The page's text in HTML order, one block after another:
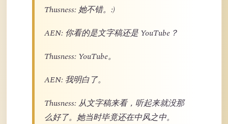
Thusness: 她不错。:)
AEN: 你看的是文字稿还是 YouTube？
Thusness: YouTube。
AEN: 我明白了。
Thusness: 从文字稿来看，听起来就没那
么好了。她当时毕竟还在中风之中。